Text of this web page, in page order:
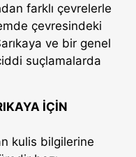
farklı çevrelerle
çevresindeki
ve bir genel
suçlamalarda
İÇİN
kulis bilgilerine